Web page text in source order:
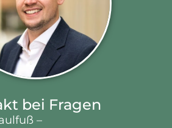
bei Fragen
–